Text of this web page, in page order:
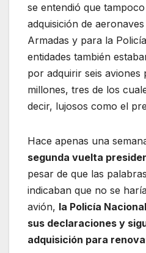
se entendió que
adquisición de
Armadas y para la
entidades también
por adquirir seis aviones
millones, tres de los
decir, lujosos como el
Hace apenas una
segunda vuelta
pesar de que las
indicaban que no se
avión, la Policía
sus declaraciones y
adquisición para